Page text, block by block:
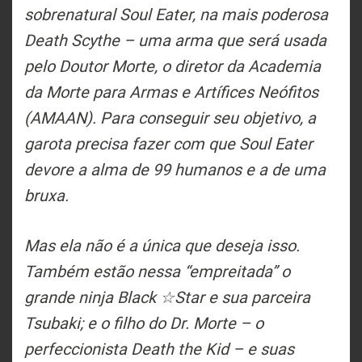
sobrenatural Soul Eater, na mais poderosa
Death Scythe – uma arma que será usada
pelo Doutor Morte, o diretor da Academia
da Morte para Armas e Artífices Neófitos
(AMAAN). Para conseguir seu objetivo, a
garota precisa fazer com que Soul Eater
devore a alma de 99 humanos e a de uma
bruxa.
Mas ela não é a única que deseja isso.
Também estão nessa “empreitada” o
grande ninja Black ☆Star e sua parceira
Tsubaki; e o filho do Dr. Morte – o
perfeccionista Death the Kid – e suas